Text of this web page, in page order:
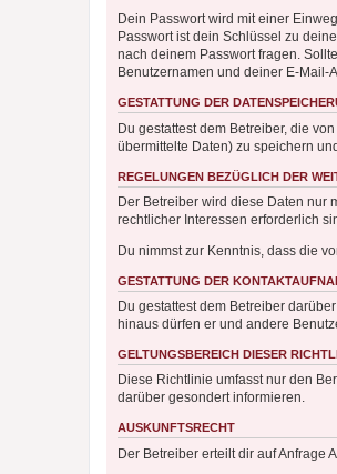
Dein Passwort wird mit einer
Passwort ist dein Schlüssel zu
nach deinem Passwort fragen.
Benutzernamen und deiner E-Mail-
GESTATTUNG DER
Du gestattest dem Betreiber, die
übermittelte Daten) zu speichern
REGELUNGEN BEZÜGLICH DER
Der Betreiber wird diese Daten nur
rechtlicher Interessen erforderlich
Du nimmst zur Kenntnis, dass die
GESTATTUNG DER
Du gestattest dem Betreiber
hinaus dürfen er und andere
GELTUNGSBEREICH DIESER
Diese Richtlinie umfasst nur den
darüber gesondert informieren.
AUSKUNFTSRECHT
Der Betreiber erteilt dir auf Anfrage